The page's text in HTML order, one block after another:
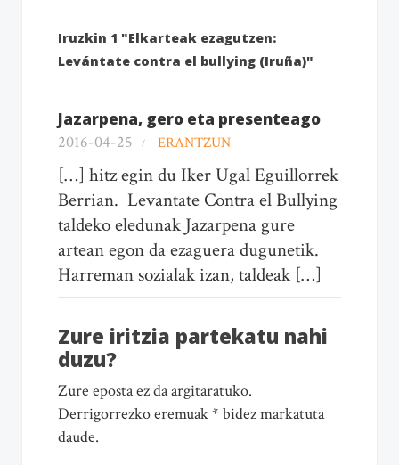
Iruzkin 1 "Elkarteak ezagutzen:
Levántate contra el bullying (Iruña)"
Jazarpena, gero eta presenteago
2016-04-25
ERANTZUN
[…] hitz egin du Iker Ugal Eguillorrek
Berrian. Levantate Contra el Bullying
taldeko eledunak Jazarpena gure
artean egon da ezaguera dugunetik.
Harreman sozialak izan, taldeak […]
Zure iritzia partekatu nahi
duzu?
Zure eposta ez da argitaratuko.
Derrigorrezko eremuak * bidez markatuta
daude.